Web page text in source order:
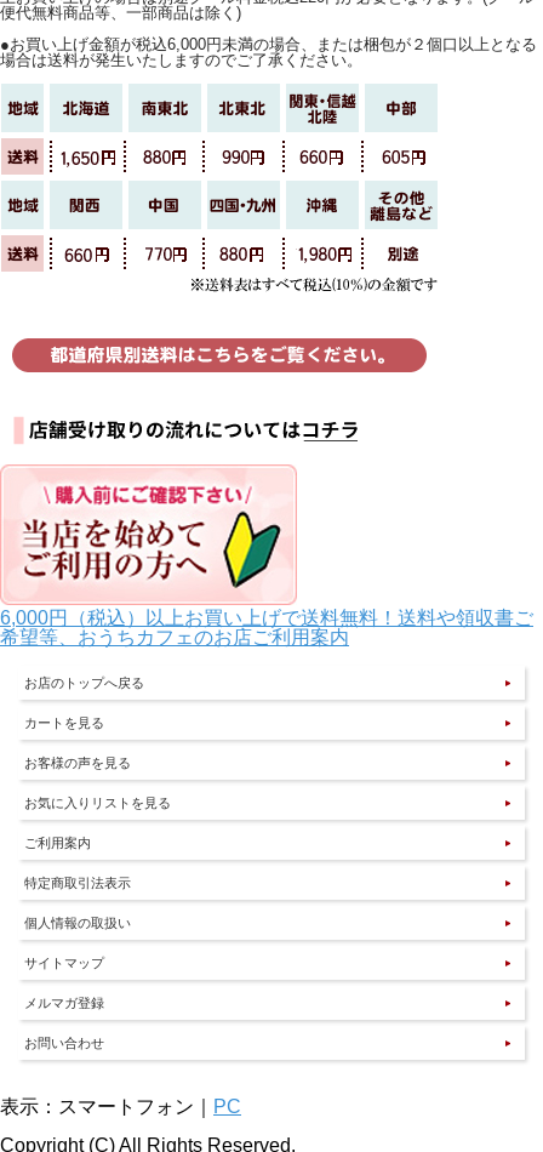
便代無料商品等、一部商品は除く)
●お買い上げ金額が税込6,000円未満の場合、または梱包が２個口以上となる
場合は送料が発生いたしますのでご了承ください。
6,000円（税込）以上お買い上げで送料無料！送料や領収書ご
希望等、おうちカフェのお店ご利用案内
お店のトップへ戻る
カートを見る
お客様の声を見る
お気に入りリストを見る
ご利用案内
特定商取引法表示
個人情報の取扱い
サイトマップ
メルマガ登録
お問い合わせ
表示：スマートフォン｜
PC
Copyright (C) All Rights Reserved.